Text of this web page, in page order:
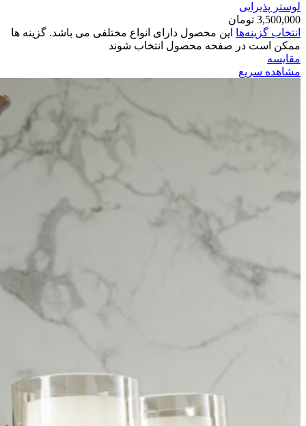
لوستر پذیرایی
3,500,000 تومان
انتخاب گزینه‌ها این محصول دارای انواع مختلفی می باشد. گزینه ها
ممکن است در صفحه محصول انتخاب شوند
مقایسه
مشاهده سریع